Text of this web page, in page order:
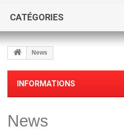
CATÉGORIES
News
INFORMATIONS
News